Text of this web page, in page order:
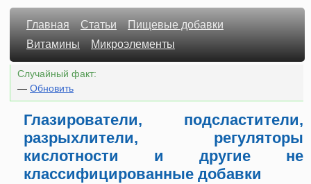
Главная Статьи
Пищевые добавки
Витамины
Микроэлементы
Случайный факт:
— Обновить
Глазирователи, подсластители,
разрыхлители, регуляторы
кислотности и другие не
классифицированные добавки